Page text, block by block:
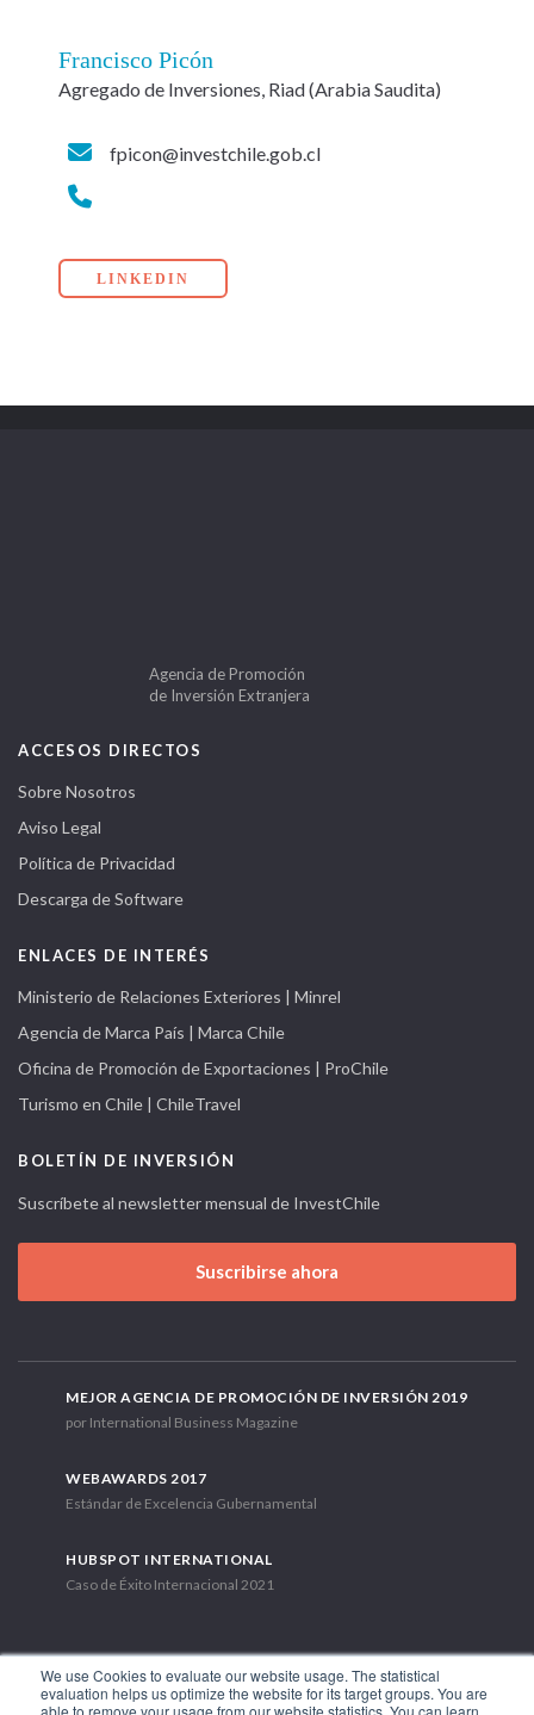
We use Cookies to evaluate our website usage. The statistical
evaluation helps us optimize the website for its target groups. You are
able to remove your usage from our website statistics. You can learn
Francisco Picón
Agregado de Inversiones, Riad (Arabia Saudita)
fpicon@investchile.gob.cl
LINKEDIN
Agencia de Promoción
de Inversión Extranjera
ACCESOS DIRECTOS
Sobre Nosotros
Aviso Legal
Política de Privacidad
Descarga de Software
ENLACES DE INTERÉS
Ministerio de Relaciones Exteriores | Minrel
Agencia de Marca País | Marca Chile
Oficina de Promoción de Exportaciones | ProChile
Turismo en Chile | ChileTravel
BOLETÍN DE INVERSIÓN
Suscríbete al newsletter mensual de InvestChile
Suscribirse ahora
MEJOR AGENCIA DE PROMOCIÓN DE INVERSIÓN 2019
por International Business Magazine
WEBAWARDS 2017
Estándar de Excelencia Gubernamental
HUBSPOT INTERNATIONAL
Caso de Éxito Internacional 2021